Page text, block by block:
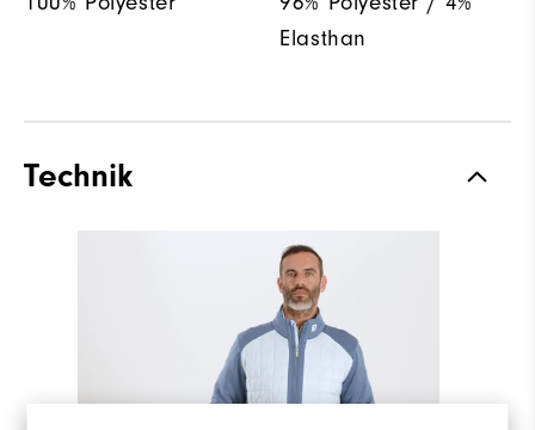
Elasthan
Technik